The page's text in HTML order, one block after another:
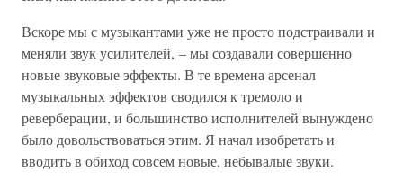
Вскоре мы с музыкантами уже не просто подстраивали и
меняли звук усилителей, – мы создавали совершенно
новые звуковые эффекты. В те времена арсенал
музыкальных эффектов сводился к тремоло и
реверберации, и большинство исполнителей вынуждено
было довольствоваться этим. Я начал изобретать и
вводить в обиход совсем новые, небывалые звуки.